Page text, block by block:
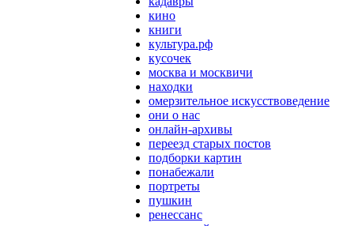
кино
книги
культура.рф
кусочек
москва и москвичи
находки
омерзительное искусствоведение
они о нас
онлайн-архивы
переезд старых постов
подборки картин
понабежали
портреты
пушкин
ренессанс